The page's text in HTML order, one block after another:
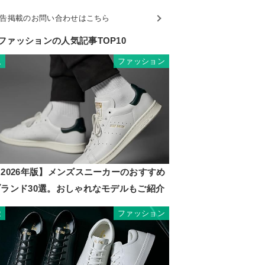
掲載のお問い合わせはこちら
ァッションの人気記事TOP10
ファッション
年版】メンズスニーカーのおすすめ
ンド30選。おしゃれなモデルもご紹介
ファッション